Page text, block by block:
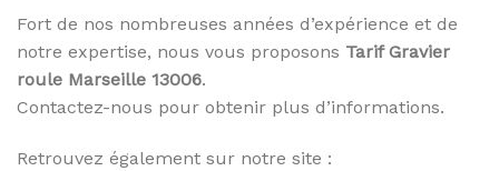
Fort de nos nombreuses années d’expérience et de
notre expertise, nous vous proposons Tarif Gravier
roule Marseille 13006.
Contactez-nous pour obtenir plus d’informations.
Retrouvez également sur notre site :